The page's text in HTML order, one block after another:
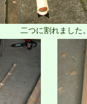
二つに割れました。